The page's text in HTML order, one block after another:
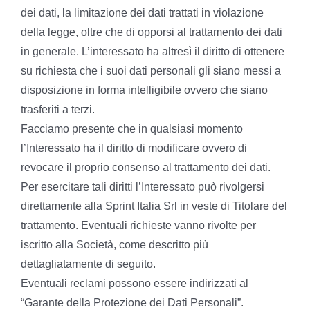
dei dati, la limitazione dei dati trattati in violazione
della legge, oltre che di opporsi al trattamento dei dati
in generale. L’interessato ha altresì il diritto di ottenere
su richiesta che i suoi dati personali gli siano messi a
disposizione in forma intelligibile ovvero che siano
trasferiti a terzi.
Facciamo presente che in qualsiasi momento
l’Interessato ha il diritto di modificare ovvero di
revocare il proprio consenso al trattamento dei dati.
Per esercitare tali diritti l’Interessato può rivolgersi
direttamente alla Sprint Italia Srl in veste di Titolare del
trattamento. Eventuali richieste vanno rivolte per
iscritto alla Società, come descritto più
dettagliatamente di seguito.
Eventuali reclami possono essere indirizzati al
“Garante della Protezione dei Dati Personali”.